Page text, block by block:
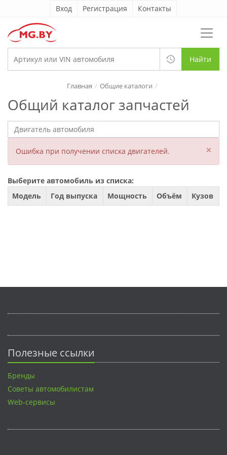
Вход Регистрация Контакты
Найти
Общий каталог запчастей
Главная Общие каталоги
Ошибка при получении списка двигателей. ×
Выберите автомобиль из списка:
Модель
Год выпуска Мощность Объём Кузов
Полезные ссылки
Бренды
Советы автомобилистам
Web-сервисы